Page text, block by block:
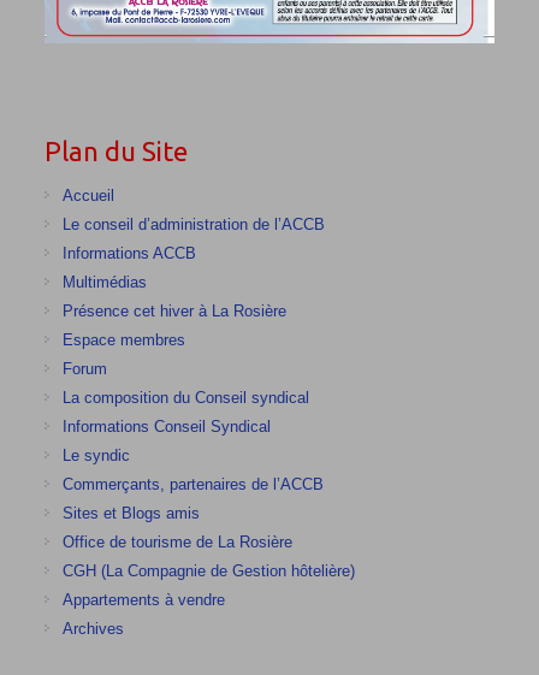
Plan du Site
Accueil
Le conseil d’administration de l’ACCB
Informations ACCB
Multimédias
Présence cet hiver à La Rosière
Espace membres
Forum
La composition du Conseil syndical
Informations Conseil Syndical
Le syndic
Commerçants, partenaires de l’ACCB
Sites et Blogs amis
Office de tourisme de La Rosière
CGH (La Compagnie de Gestion hôtelière)
Appartements à vendre
Archives